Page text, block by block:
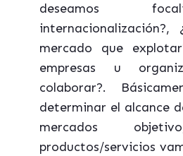
deseamos
mercado que
empresas u
colaborar?.
determinar el alcance
mercados
productos/servicios